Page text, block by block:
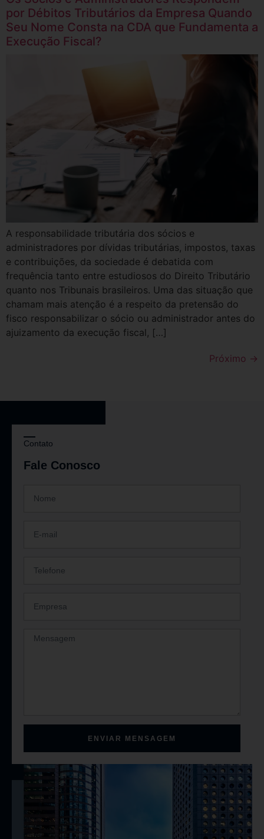
por Débitos Tributários da Empresa Quando
Seu Nome Consta na CDA que Fundamenta a
Execução Fiscal?
A responsabilidade tributária dos sócios e
administradores por dívidas tributárias, impostos, taxas
e contribuições, da sociedade é debatida com
frequência tanto entre estudiosos do Direito Tributário
quanto nos Tribunais brasileiros. Uma das situação que
chamam mais atenção é a respeito da pretensão do
fisco responsabilizar o sócio ou administrador antes do
ajuizamento da execução fiscal, […]
Próximo →
Contato
Fale Conosco
ENVIAR MENSAGEM